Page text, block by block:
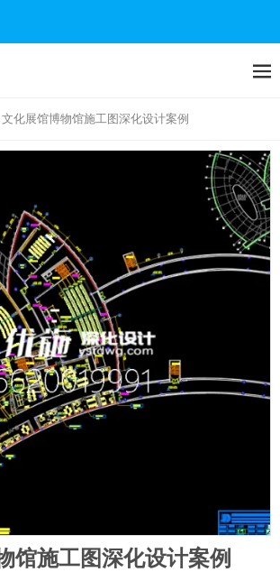
文化展馆博物馆施工图深化设计案例
馆施工图深化设计案例